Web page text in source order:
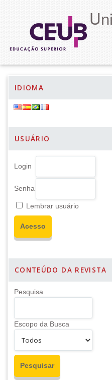
IDIOMA
USUÁRIO
Login
Senha
Lembrar usuário
CONTEÚDO DA REVISTA
Pesquisa
Escopo da Busca